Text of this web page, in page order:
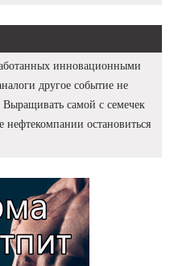
инновационными
другое событие не
Выращивать самой с семечек
нефтекомпании остановиться